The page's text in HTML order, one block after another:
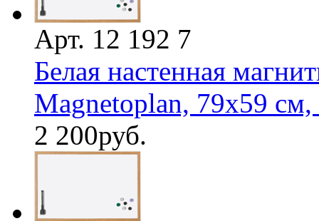
Арт. 12 192 7
Белая настенная
Magnetoplan, 79х59
2 200руб.